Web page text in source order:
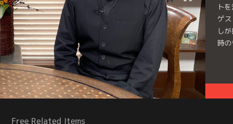
ト
ゲ
し
時
Free Related Items